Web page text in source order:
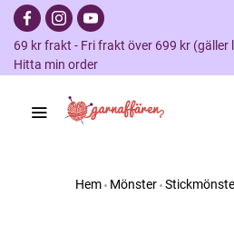
69 kr frakt - Fri frakt över 699 kr
Hitta min order
Hem Mönster